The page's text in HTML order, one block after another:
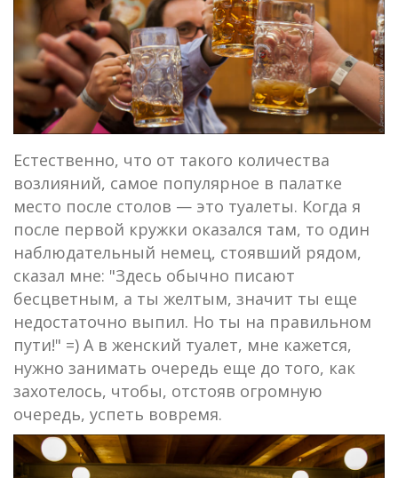
Естественно, что от такого количества
возлияний, самое популярное в палатке
место после столов — это туалеты. Когда я
после первой кружки оказался там, то один
наблюдательный немец, стоявший рядом,
сказал мне: "Здесь обычно писают
бесцветным, а ты желтым, значит ты еще
недостаточно выпил. Но ты на правильном
пути!" =) А в женский туалет, мне кажется,
нужно занимать очередь еще до того, как
захотелось, чтобы, отстояв огромную
очередь, успеть вовремя.